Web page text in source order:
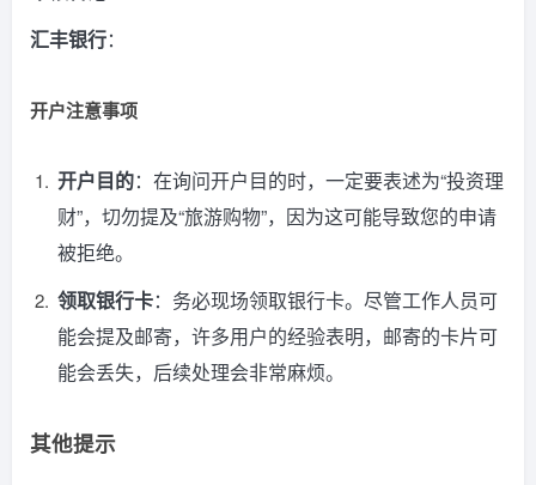
汇丰银行：
开户注意事项
开户目的：在询问开户目的时，一定要表述为“投资理
财”，切勿提及“旅游购物”，因为这可能导致您的申请
被拒绝。
领取银行卡：务必现场领取银行卡。尽管工作人员可
能会提及邮寄，许多用户的经验表明，邮寄的卡片可
能会丢失，后续处理会非常麻烦。
其他提示